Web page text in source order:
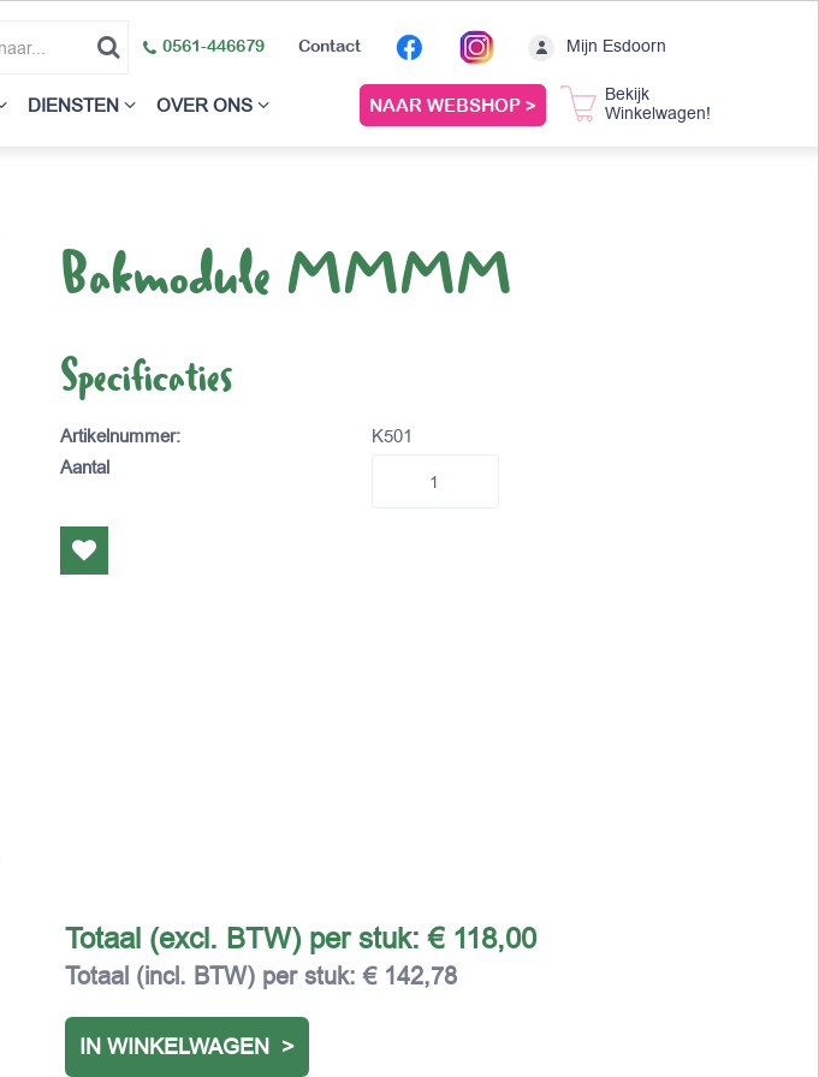
0561-446679 Contact Mijn Esdoorn
DIENSTEN OVER ONS NAAR WEBSHOP >
Bekijk
Winkelwagen!
Bakmodule MMMM
Specificaties
Artikelnummer:
K501
Aantal
Totaal (excl. BTW) per stuk:€ 118,00
Totaal (incl. BTW) per stuk:€ 142,78
IN WINKELWAGEN >